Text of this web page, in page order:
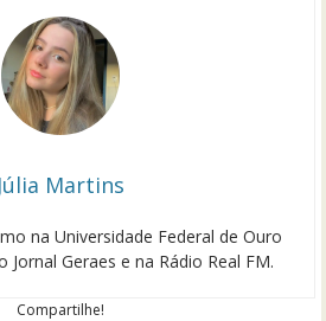
Júlia Martins
na Universidade Federal de Ouro
Jornal Geraes e na Rádio Real FM.
Compartilhe!